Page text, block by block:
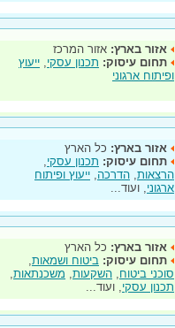
אזור בארץ: אזור המרכז
תחום עיסוק: תכנון עסקי, ייעוץ
ופיתוח ארגוני
אזור בארץ: כל הארץ
תחום עיסוק: תכנון עסקי,
הרצאות, הדרכה, ייעוץ ופיתוח
ארגוני, ועוד...
אזור בארץ: כל הארץ
תחום עיסוק: ביטוח ושמאות,
סוכני ביטוח, השקעות, משכנתאות,
תכנון עסקי, ועוד...